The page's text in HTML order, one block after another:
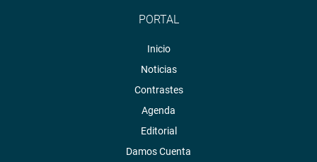
PORTAL
Inicio
Noticias
Contrastes
Agenda
Editorial
Damos Cuenta